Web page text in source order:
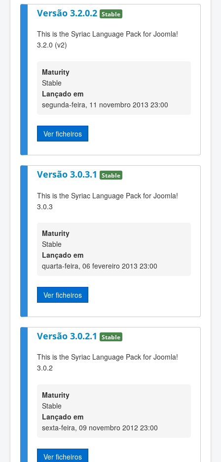
Versão 3.2.0.2 Stable
This is the Syriac Language Pack for Joomla!
3.2.0 (v2)
Maturity
Stable
Lançado em
segunda-feira, 11 novembro 2013 23:00
Ver ficheiros
Versão 3.0.3.1 Stable
This is the Syriac Language Pack for Joomla!
3.0.3
Maturity
Stable
Lançado em
quarta-feira, 06 fevereiro 2013 23:00
Ver ficheiros
Versão 3.0.2.1 Stable
This is the Syriac Language Pack for Joomla!
3.0.2
Maturity
Stable
Lançado em
sexta-feira, 09 novembro 2012 23:00
Ver ficheiros